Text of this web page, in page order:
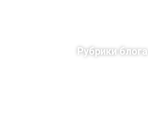
Рубрики блога